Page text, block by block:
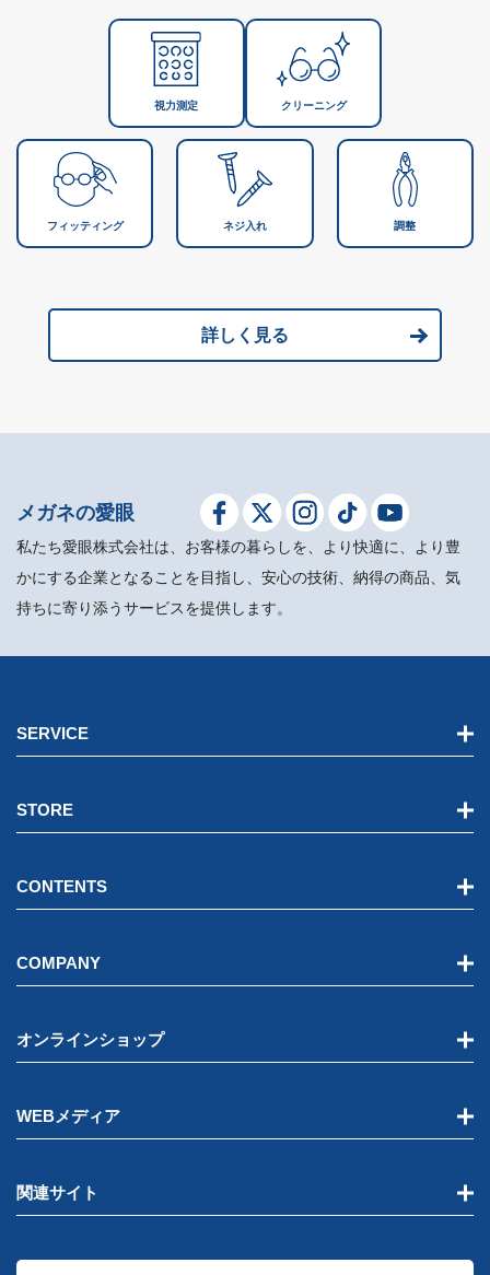
視力測定 クリーニング
フィッティング ネジ入れ 調整
詳しく見る
メガネの愛眼
私たち愛眼株式会社は、お客様の暮らしを、より快適に、より豊
かにする企業となることを目指し、安心の技術、納得の商品、気
持ちに寄り添うサービスを提供します。
SERVICE
STORE
CONTENTS
COMPANY
オンラインショップ
WEBメディア
関連サイト